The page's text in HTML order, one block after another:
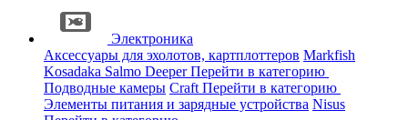
Электроника
Аксессуары для эхолотов, картплоттеров Markfish
Kosadaka Salmo DeeperПерейти в категорию
Подводные камеры Craft Перейти в категорию
Элементы питания и зарядные устройства Nisus